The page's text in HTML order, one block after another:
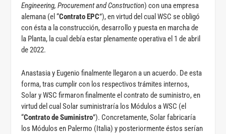
Engineering, Procurementand Construction) con una empresa
alemana (el “Contrato EPC”), en virtud del cual WSC se obligó
con ésta a la construcción, desarrollo y puesta en marcha de
la Planta, la cual debía estar plenamente operativa el 1 de abril
de 2022.
Anastasia y Eugenio finalmente llegaron a un acuerdo. De esta
forma, tras cumplir con los respectivos trámites internos,
Solar y WSC firmaron finalmente el contrato de suministro, en
virtud del cual Solar suministraría los Módulos a WSC (el
“Contrato de Suministro”). Concretamente, Solar fabricaría
los Módulos en Palermo (Italia) y posteriormente éstos serían